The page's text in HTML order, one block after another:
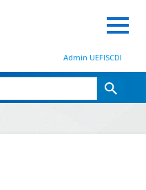
Admin UEFISCDI